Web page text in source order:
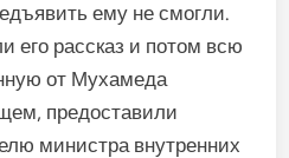
ему не смогли.
его рассказ и потом всю
от Мухамеда
предоставили
министра внутренних